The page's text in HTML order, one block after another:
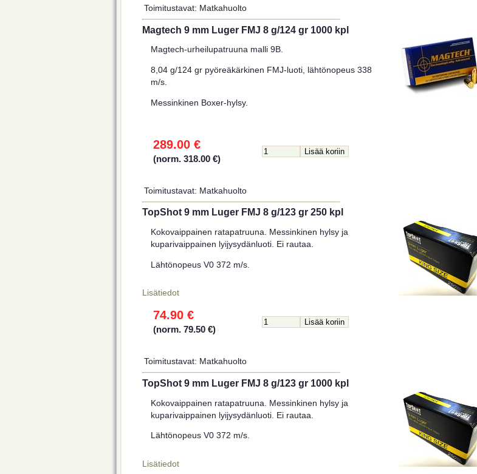
Toimitustavat: Matkahuolto
Magtech 9 mm Luger FMJ 8 g/124 gr 1000 kpl
Magtech-urheilupatruuna malli 9B.
8,04 g/124 gr pyöreäkärkinen FMJ-luoti, lähtönopeus 338
m/s.
Messinkinen Boxer-hylsy.
289.00 €
(norm. 318.00 €)
Toimitustavat: Matkahuolto
TopShot 9 mm Luger FMJ 8 g/123 gr 250 kpl
Kokovaippainen ratapatruuna. Messinkinen hylsy ja
kuparivaippainen lyijysydänluoti. Ei rautaa.
Lähtönopeus V0 372 m/s.
Lisätiedot
74.90 €
(norm. 79.50 €)
Toimitustavat: Matkahuolto
TopShot 9 mm Luger FMJ 8 g/123 gr 1000 kpl
Kokovaippainen ratapatruuna. Messinkinen hylsy ja
kuparivaippainen lyijysydänluoti. Ei rautaa.
Lähtönopeus V0 372 m/s.
Lisätiedot